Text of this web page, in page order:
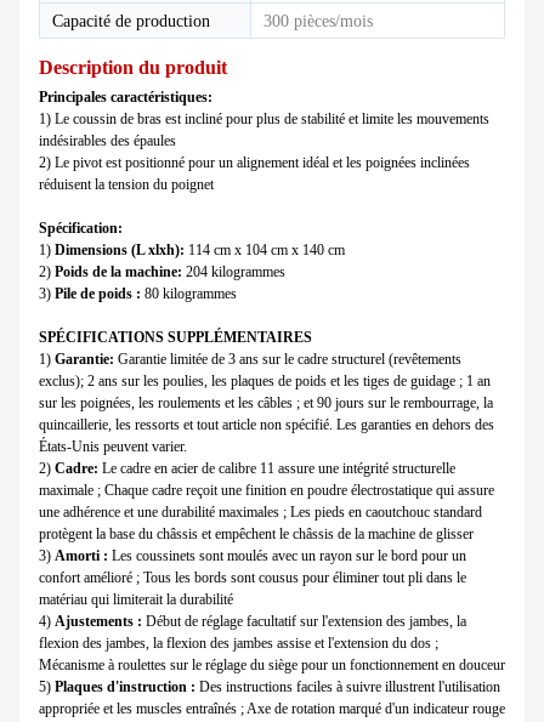
Capacité de production
300 pièces/mois
Description du produit
Principales caractéristiques:
1) Le coussin de bras est incliné pour plus de stabilité et limite les mouvements
indésirables des épaules
2) Le pivot est positionné pour un alignement idéal et les poignées inclinées
réduisent la tension du poignet
Spécification:
1) Dimensions (L xlxh): 114 cm x 104 cm x 140 cm
2) Poids de la machine: 204 kilogrammes
3) Pile de poids : 80 kilogrammes
SPÉCIFICATIONS SUPPLÉMENTAIRES
1) Garantie: Garantie limitée de 3 ans sur le cadre structurel (revêtements
exclus); 2 ans sur les poulies, les plaques de poids et les tiges de guidage ; 1 an
sur les poignées, les roulements et les câbles ; et 90 jours sur le rembourrage, la
quincaillerie, les ressorts et tout article non spécifié. Les garanties en dehors des
États-Unis peuvent varier.
2) Cadre: Le cadre en acier de calibre 11 assure une intégrité structurelle
maximale ; Chaque cadre reçoit une finition en poudre électrostatique qui assure
une adhérence et une durabilité maximales ; Les pieds en caoutchouc standard
protègent la base du châssis et empêchent le châssis de la machine de glisser
3) Amorti : Les coussinets sont moulés avec un rayon sur le bord pour un
confort amélioré ; Tous les bords sont cousus pour éliminer tout pli dans le
matériau qui limiterait la durabilité
4) Ajustements : Début de réglage facultatif sur l'extension des jambes, la
flexion des jambes, la flexion des jambes assise et l'extension du dos ;
Mécanisme à roulettes sur le réglage du siège pour un fonctionnement en douceur
5) Plaques d'instruction : Des instructions faciles à suivre illustrent l'utilisation
appropriée et les muscles entraînés ; Axe de rotation marqué d'un indicateur rouge